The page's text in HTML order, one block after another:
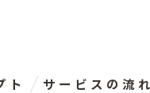
ト サービスの流れ